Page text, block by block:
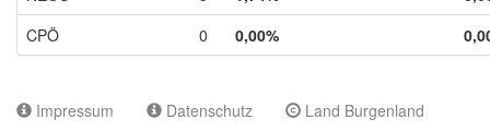
CPÖ
0 0,00%
Impressum Datenschutz Land Burgenland